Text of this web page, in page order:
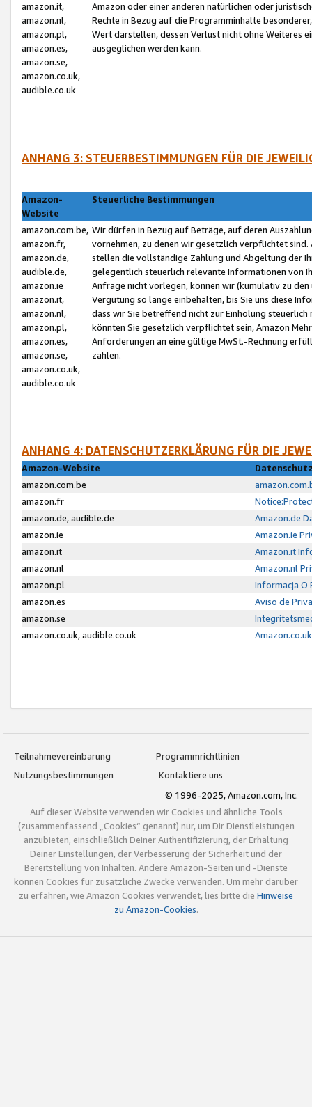
amazon.it,
amazon.nl,
amazon.pl,
amazon.es,
amazon.se,
amazon.co.uk,
audible.co.uk
Amazon oder einer anderen natürlichen oder
Rechte in Bezug auf die Programminhalte
Wert darstellen, dessen Verlust nicht ohne Weiteres
ausgeglichen werden kann.
ANHANG 3: STEUERBESTIMMUNGEN FÜR DIE
Amazon-
Website
Steuerliche Bestimmungen
amazon.com.be,
amazon.fr,
amazon.de,
audible.de,
amazon.ie
amazon.it,
amazon.nl,
amazon.pl,
amazon.es,
amazon.se,
amazon.co.uk,
audible.co.uk
Wir dürfen in Bezug auf Beträge, auf deren
vornehmen, zu denen wir gesetzlich verpflichtet
stellen die vollständige Zahlung und Abgeltung der
gelegentlich steuerlich relevante Informationen von
Anfrage nicht vorlegen, können wir (kumulativ zu
Vergütung so lange einbehalten, bis Sie uns diese
dass wir Sie betreffend nicht zur Einholung
könnten Sie gesetzlich verpflichtet sein, Amazon
Anforderungen an eine gültige MwSt.-Rechnung
zahlen.
ANHANG 4: DATENSCHUTZERKLÄRUNG FÜR DIE
Amazon-Website
amazon.com.be
amazon.fr
amazon.de, audible.de
Amazon.de
amazon.ie
Amazon.ie
amazon.it
Amazon.it
amazon.nl
Amazon.nl
amazon.pl
Informacja O
amazon.es
Aviso de
amazon.se
amazon.co.uk, audible.co.uk
Teilnahmevereinbarung
Programmrichtlinien
Nutzungsbestimmungen
Kontaktiere uns
© 1996-2025, Amazon.com, Inc.
Auf dieser Website verwenden wir Cookies und ähnliche Tools
(zusammenfassend „Cookies“ genannt) nur, um Dir Dienstleistungen
anzubieten, einschließlich Deiner Authentifizierung, der Erhaltung
Deiner Einstellungen, der Verbesserung der Sicherheit und der
Bereitstellung von Inhalten. Andere Amazon-Seiten und -Dienste
können Cookies für zusätzliche Zwecke verwenden. Um mehr darüber
zu erfahren, wie Amazon Cookies verwendet, lies bitte die Hinweise
zu Amazon-Cookies.